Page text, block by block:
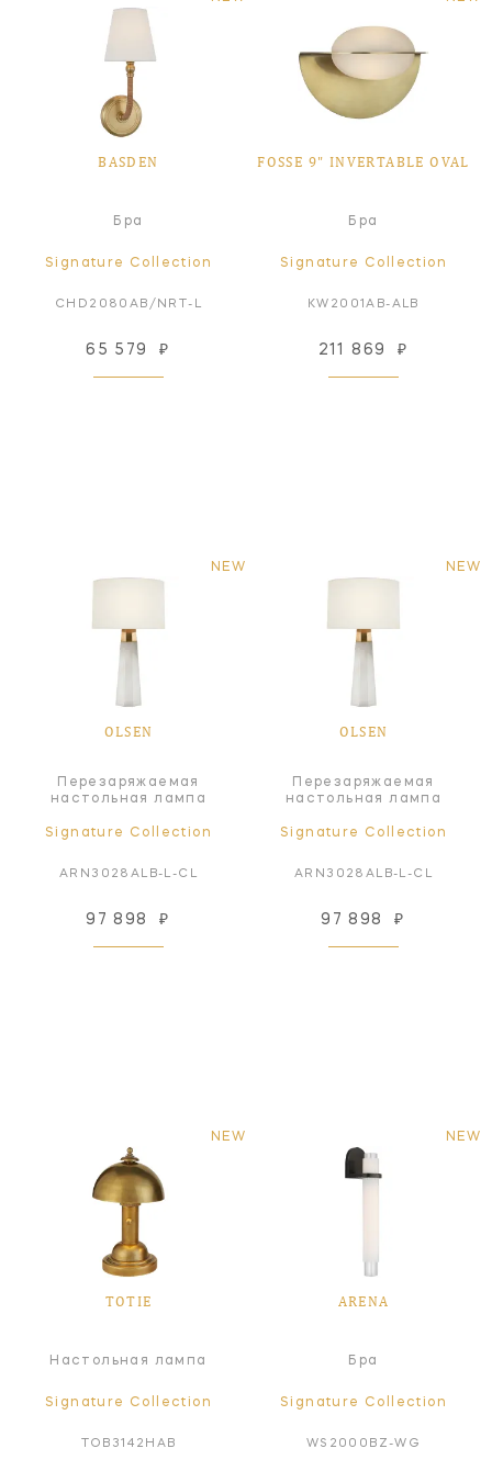
BASDEN
Бра
Signature Collection
CHD2080AB/NRT-L
65 579 ₽
FOSSE 9" INVERTABLE OVAL
Бра
Signature Collection
KW2001AB-ALB
211 869 ₽
NEW
OLSEN
Перезаряжаемая
настольная лампа
Signature Collection
ARN3028ALB-L-CL
97 898 ₽
NEW
OLSEN
Перезаряжаемая
настольная лампа
Signature Collection
ARN3028ALB-L-CL
97 898 ₽
NEW
TOTIE
Настольная лампа
Signature Collection
TOB3142HAB
NEW
ARENA
Бра
Signature Collection
WS2000BZ-WG